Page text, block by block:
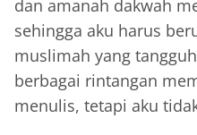
dan amanah dakwah
sehingga aku harus
muslimah yang
berbagai rintangan
menulis, tetapi aku